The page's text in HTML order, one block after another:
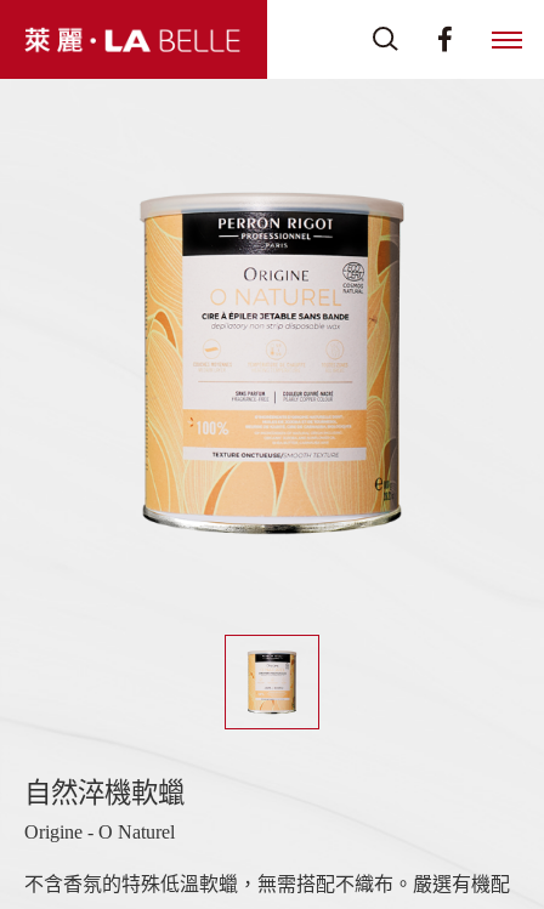
自然淬機軟蠟
Origine - O Naturel
不含香氛的特殊低溫軟蠟，無需搭配不織布。嚴選有機配